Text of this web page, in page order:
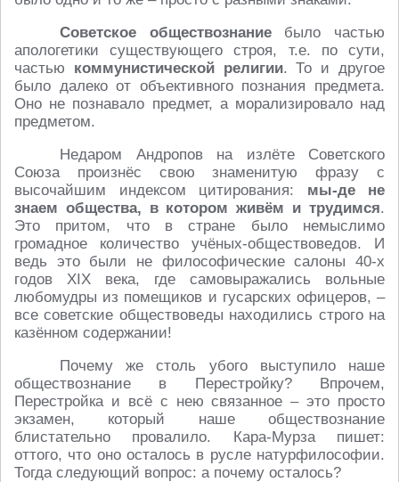
Советское обществознаниебыло частью
апологетики существующего строя, т.е. по сути,
частью коммунистической религии. То и другое
было далеко от объективного познания предмета.
Оно не познавало предмет, а морализировало над
предметом.
Недаром Андропов на излёте Советского
Союза произнёс свою знаменитую фразу с
высочайшим индексом цитирования: мы-де не
знаем общества, в котором живём и трудимся.
Это притом, что в стране было немыслимо
громадное количество учёных-обществоведов. И
ведь это были не философические салоны 40-х
годов XIX века, где самовыражались вольные
любомудры из помещиков и гусарских офицеров, –
все советские обществоведы находились строго на
казённом содержании!
Почему же столь убого выступило наше
обществознание в Перестройку? Впрочем,
Перестройка и всё с нею связанное – это просто
экзамен, который наше обществознание
блистательно провалило. Кара-Мурза пишет:
оттого, что оно осталось в русле натурфилософии.
Тогда следующий вопрос: а почему осталось?